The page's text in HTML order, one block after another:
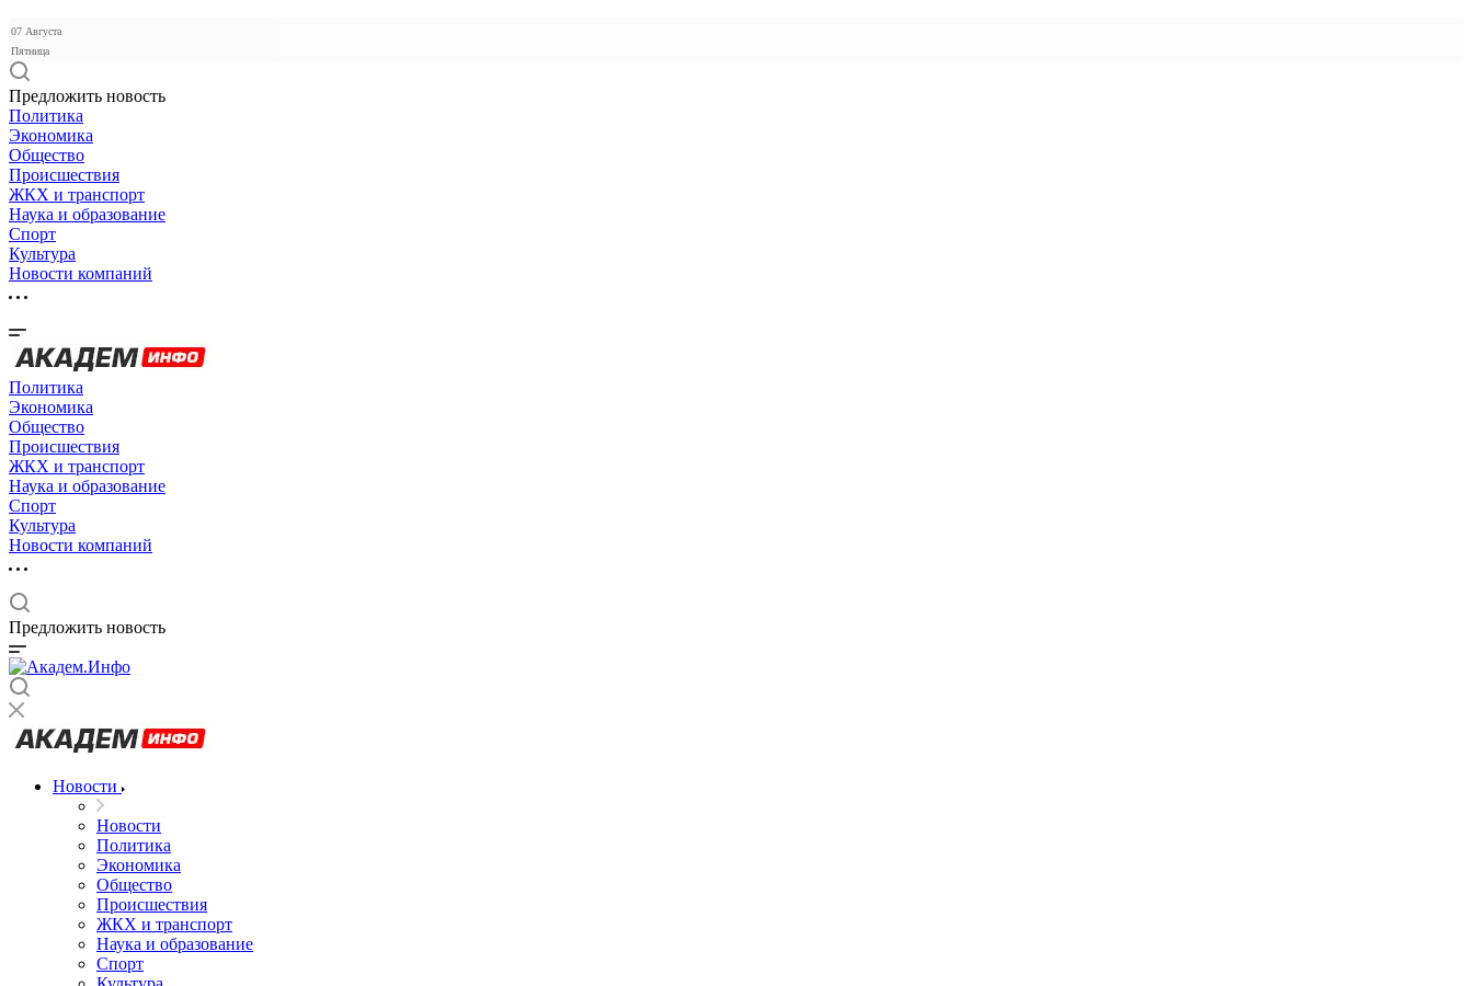
07 Августа
Пятница
Предложить новость
Политика
Экономика
Общество
Происшествия
ЖКХ и транспорт
Наука и образование
Спорт
Культура
Новости компаний
Политика
Экономика
Общество
Происшествия
ЖКХ и транспорт
Наука и образование
Спорт
Культура
Новости компаний
Предложить новость
Новости
Новости
Политика
Экономика
Общество
Происшествия
ЖКХ и транспорт
Наука и образование
Спорт